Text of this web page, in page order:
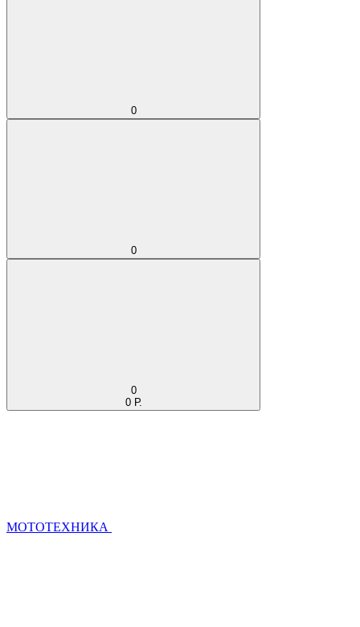
0
0
0
0 Р.
МОТОТЕХНИКА